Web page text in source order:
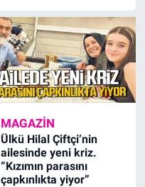
MAGAZİN
Ülkü Hilal Çiftçi’nin
ailesinde yeni kriz.
“Kızımın parasını
çapkınlıkta yiyor”